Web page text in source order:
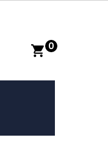
shopping_cart 0